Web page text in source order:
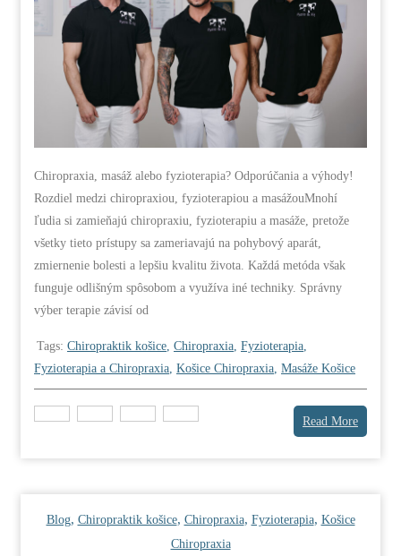
Chiropraxia, masáž alebo fyzioterapia? Odporúčania a výhody!
Rozdiel medzi chiropraxiou, fyzioterapiou a masážouMnohí
ľudia si zamieňajú chiropraxiu, fyzioterapiu a masáže, pretože
všetky tieto prístupy sa zameriavajú na pohybový aparát,
zmiernenie bolesti a lepšiu kvalitu života. Každá metóda však
funguje odlišným spôsobom a využíva iné techniky. Správny
výber terapie závisí od
Tags: Chiropraktik košice Chiropraxia Fyzioterapia
Fyzioterapia a Chiropraxia Košice Chiropraxia Masáže Košice
Read More
Blog, Chiropraktik košice, Chiropraxia, Fyzioterapia, Košice
Chiropraxia